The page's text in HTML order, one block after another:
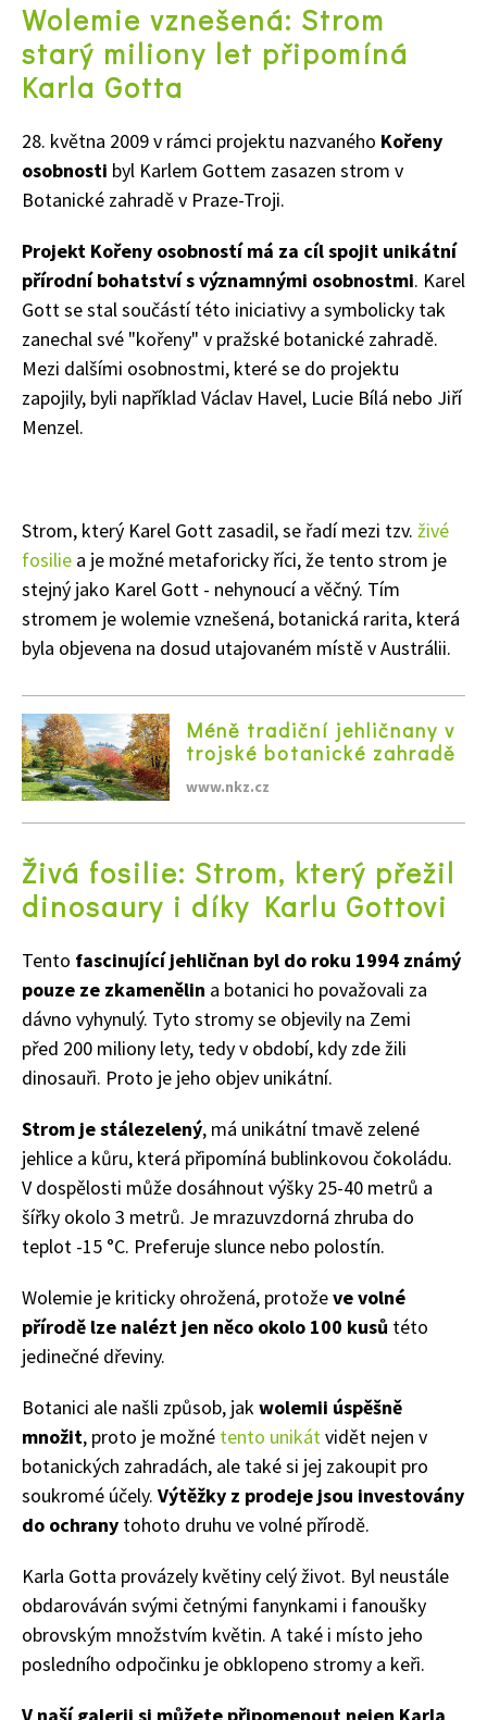
Naše krásná zahrada
65 Kč
Objednat >
Objednat >
Wolemie vznešená: Strom
starý miliony let připomíná
Karla Gotta
28. května 2009 v rámci projektu nazvaného Kořeny
osobnosti byl Karlem Gottem zasazen strom v
Botanické zahradě v Praze-Troji.
Projekt Kořeny osobností má za cíl spojit unikátní
přírodní bohatství s významnými osobnostmi. Karel
Gott se stal součástí této iniciativy a symbolicky tak
zanechal své "kořeny" v pražské botanické zahradě.
Mezi dalšími osobnostmi, které se do projektu
zapojily, byli například Václav Havel, Lucie Bílá nebo Jiří
Menzel.
Strom, který Karel Gott zasadil, se řadí mezi tzv. živé
fosilie a je možné metaforicky říci, že tento strom je
stejný jako Karel Gott - nehynoucí a věčný. Tím
stromem je wolemie vznešená, botanická rarita, která
byla objevena na dosud utajovaném místě v Austrálii.
Méně tradiční jehličnany v
trojské botanické zahradě
www.nkz.cz
Živá fosilie: Strom, který přežil
dinosaury i díky Karlu Gottovi
Tento fascinující jehličnan byl do roku 1994 známý
pouze ze zkamenělin a botanici ho považovali za
dávno vyhynulý. Tyto stromy se objevily na Zemi
před 200 miliony lety, tedy v období, kdy zde žili
dinosauři. Proto je jeho objev unikátní.
Strom je stálezelený, má unikátní tmavě zelené
jehlice a kůru, která připomíná bublinkovou čokoládu.
V dospělosti může dosáhnout výšky 25-40 metrů a
šířky okolo 3 metrů. Je mrazuvzdorná zhruba do
teplot -15 °C. Preferuje slunce nebo polostín.
Wolemie je kriticky ohrožená, protoževe volné
přírodě lze nalézt jen něco okolo 100 kusů této
jedinečné dřeviny.
Botanici ale našli způsob, jakwolemii úspěšně
množit, proto je možné tento unikátvidět nejen v
botanických zahradách, ale také si jej zakoupit pro
soukromé účely. Výtěžky z prodeje jsou investovány
do ochrany tohoto druhu ve volné přírodě.
Karla Gotta provázely květiny celý život. Byl neustále
obdarováván svými četnými fanynkami i fanoušky
obrovským množstvím květin. A také i místo jeho
posledního odpočinku je obklopeno stromy a keři.